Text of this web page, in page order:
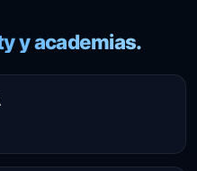
y academias.